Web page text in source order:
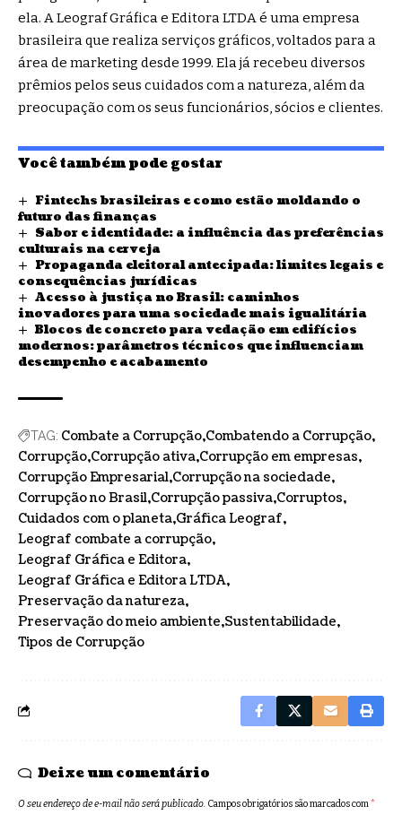
ela. A Leograf Gráfica e Editora LTDA é uma empresa
brasileira que realiza serviços gráficos, voltados para a
área de marketing desde 1999. Ela já recebeu diversos
prêmios pelos seus cuidados com a natureza, além da
preocupação com os seus funcionários, sócios e clientes.
Você também pode gostar
Fintechs brasileiras e como estão moldando o
futuro das finanças
Sabor e identidade: a influência das preferências
culturais na cerveja
Propaganda eleitoral antecipada: limites legais e
consequências jurídicas
Acesso à justiça no Brasil: caminhos
inovadores para uma sociedade mais igualitária
Blocos de concreto para vedação em edifícios
modernos: parâmetros técnicos que influenciam
desempenho e acabamento
TAG: Combate a Corrupção Combatendo a Corrupção
Corrupção Corrupção ativa Corrupção em empresas
Corrupção Empresarial Corrupção na sociedade
Corrupção no Brasil Corrupção passiva Corruptos
Cuidados com o planeta Gráfica Leograf
Leograf combate a corrupção
Leograf Gráfica e Editora
Leograf Gráfica e Editora LTDA
Preservação da natureza
Preservação do meio ambiente Sustentabilidade
Tipos de Corrupção
Deixe um comentário
O seu endereço de e-mail não será publicado. Campos obrigatórios são marcados com*